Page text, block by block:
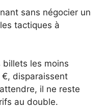
sans négocier un
tactiques à
billets les moins
disparaissent
il ne reste
au double.